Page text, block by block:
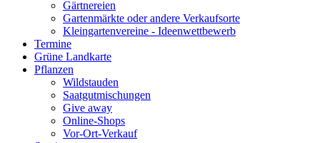
Gärtnereien
Gartenmärkte oder andere Verkaufsorte
Kleingartenvereine - Ideenwettbewerb
Termine
Grüne Landkarte
Pflanzen
Wildstauden
Saatgutmischungen
Give away
Online-Shops
Vor-Ort-Verkauf